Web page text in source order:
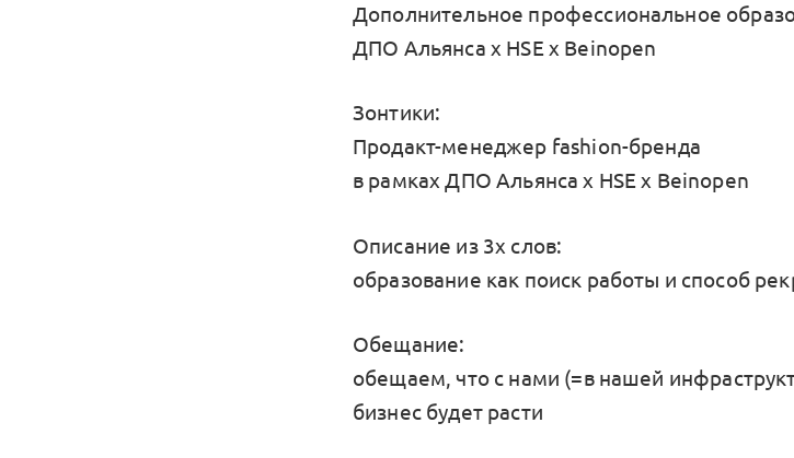
Дополнительное профессиональное
ДПО Альянса x HSE x Beinopen
Зонтики:
Продакт-менеджер fashion-бренда
в рамках ДПО Альянса x HSE x Beinopen
Описание из 3х слов:
образование как поиск работы и способ
Обещание:
обещаем, что с нами (=в нашей
бизнес будет расти